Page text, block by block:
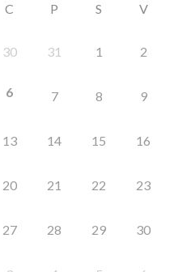
C P S V
30 31 1 2
6 7 8 9
13 14 15 16
20 21 22 23
27 28 29 30